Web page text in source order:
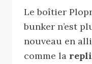
Le boîtier
bunker n’est
nouveau en
comme la